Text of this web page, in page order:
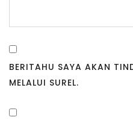
BERITAHU SAYA AKAN
MELALUI SUREL.